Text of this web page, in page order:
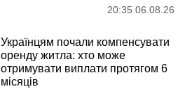
20:35 06.08.26
Українцям почали компенсувати
оренду житла: хто може
отримувати виплати протягом 6
місяців